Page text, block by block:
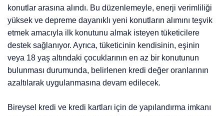
konutlar arasına alındı. Bu düzenlemeyle, enerji verimliliği
yüksek ve depreme dayanıklı yeni konutların alımını teşvik
etmek amacıyla ilk konutunu almak isteyen tüketicilere
destek sağlanıyor. Ayrıca, tüketicinin kendisinin, eşinin
veya 18 yaş altındaki çocuklarının en az bir konutunun
bulunması durumunda, belirlenen kredi değer oranlarının
azaltılarak uygulanmasına devam edilecek.
Bireysel kredi ve kredi kartları için de yapılandırma imkanı